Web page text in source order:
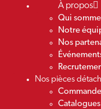
À propos
Qui
Notre
Nos
Nos pièces